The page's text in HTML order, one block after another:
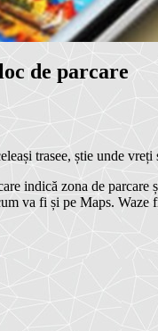
de parcare
trasee, știe unde
indică zona de
va fi și pe Maps.